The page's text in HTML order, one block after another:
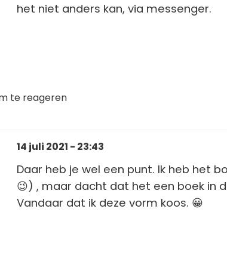
het niet anders kan, via messenger.
te reageren
14 juli 2021 - 23:43
Daar heb je wel een punt. Ik heb het
😉) , maar dacht dat het een boek in
Vandaar dat ik deze vorm koos. 😀